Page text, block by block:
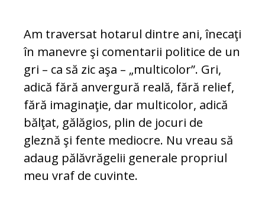
Am traversat hotarul dintre ani, înecaţi
în manevre şi comentarii politice de un
gri – ca să zic aşa – „multicolor”. Gri,
adică fără anvergură reală, fără relief,
fără imaginaţie, dar multicolor, adică
bălţat, gălăgios, plin de jocuri de
gleznă şi fente mediocre. Nu vreau să
adaug pălăvrăgelii generale propriul
meu vraf de cuvinte.